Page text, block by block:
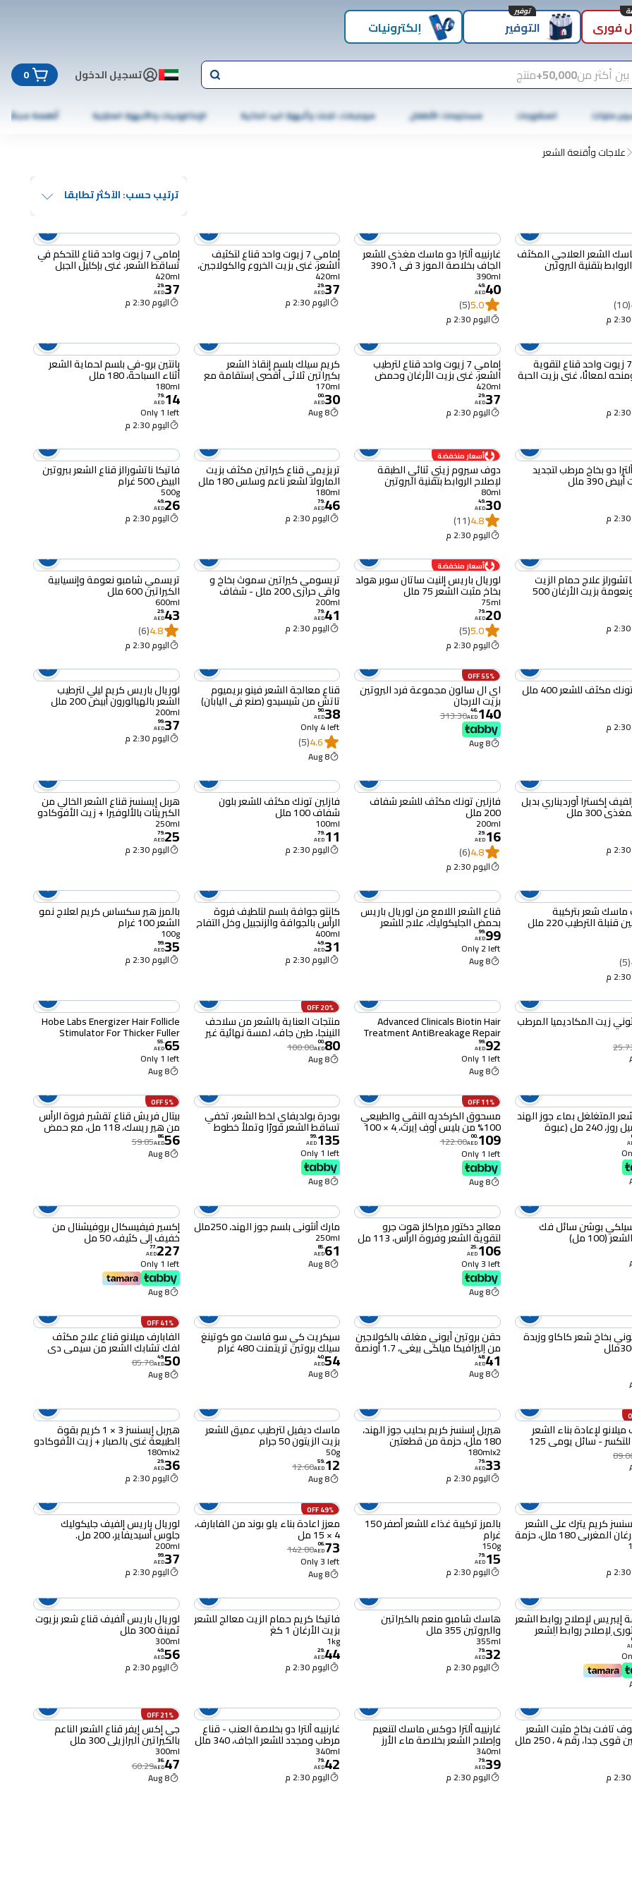
فوري التوفير
توفير
إلكترونيات
أكثر من50,000+ منتج تسجيل الدخول 0
ماركت المشروبات مستلزمات الأطفال موبايلات، تابلت وأجهزة اليد الذكية الإلكترونيات والأجهزة المنزلية أطعمة مجمّدة
علاجات وأقنعة الشعر
ترتيب حسب: الآكثر تطابقا
الشعر العلاجي المكثف
بتقنية البروتين
265 ملل
(10)
غارنييه ألترا دو ماسك مغذي للشعر
الجاف بخلاصة الموز 3 في 1، 390
ملل
390ml
40
.
49
AED
5.0
(5)
اليوم 2:30 م
إمامي 7 زيوت واحد قناع لتكثيف
الشعر، غني بزيت الخروع والكولاجين،
420 ملل
420ml
37
.
29
AED
اليوم 2:30 م
إمامي 7 زيوت واحد قناع للتحكم في
تساقط الشعر، غني بإكليل الجبل
والكيراتين، 420 ملل
420ml
37
.
29
AED
اليوم 2:30 م
إمامي 7 زيوت واحد قناع لتقوية
لمعانًا، غني بزيت الحبة
420 ملل
إمامي 7 زيوت واحد قناع لترطيب
الشعر، غني بزيت الأرغان وحمض
الهيالورونيك، 420 ملل
420ml
37
.
29
AED
اليوم 2:30 م
كريم سيلك بلسم إنقاذ الشعر
بكيراتين ثلاثي أقصى إستقامة مع
خلاصة وسيروم مرخيات الكيراتين
170 ملل
170ml
30
.
00
AED
8 Aug
بانتين برو-في بلسم لحماية الشعر
أثناء السباحة، 180 ملل
180ml
14
.
79
AED
Only 1 left
اليوم 2:30 م
دو بخاخ مرطب لتجديد
390 ملل
أسعار منخفضة
دوف سيروم زيتي ثنائي الطبقة
لإصلاح الروابط بتقنية البروتين
الحيوي للعناية بالشعر 80 ملل
80ml
30
.
49
AED
4.8
(11)
اليوم 2:30 م
تريزيمي قناع كيراتين مكثف بزيت
المارولا لشعر ناعم وسلس 180 ملل
180ml
46
.
79
AED
اليوم 2:30 م
فاتيكا ناتشورالز قناع الشعر ببروتين
البيض 500 غرام
500g
26
.
49
AED
اليوم 2:30 م
علاج حمام الزيت
ترطيب ونعومة بزيت الأرغان 500
أسعار منخفضة
لوريال باريس إلنيت ساتان سوبر هولد
بخاخ مثبت الشعر 75 ملل
75ml
20
.
79
AED
5.0
(5)
اليوم 2:30 م
تريسومي كيراتين سموث بخاخ و
واقي حراري 200 ملل - شفاف
200ml
41
.
79
AED
اليوم 2:30 م
تريسمي شامبو نعومة وإنسيابية
الكيراتين 600 ملل
600ml
43
.
29
AED
4.8
(6)
اليوم 2:30 م
مكثف للشعر 400 ملل
55% OFF
اي ال سالون مجموعة فرد البروتين
بزيت الارجان
140
.
46
AED
313.30
8 Aug
قناع معالجة الشعر فينو بريميوم
تاتش من شيسيدو (صنع في اليابان)
230 جم
38
.
90
AED
Only 4 left
4.6
(5)
8 Aug
لوريال باريس كريم ليلي لترطيب
الشعر بالهيالورون أبيض 200 ملل
200ml
37
.
99
AED
اليوم 2:30 م
إكسترا أورديناري بديل
300 ملل
فازلين تونك مكثف للشعر شفاف
200 ملل
200ml
16
.
29
AED
4.8
(6)
اليوم 2:30 م
فازلين تونك مكثف للشعر بلون
شفاف 100 ملل
100ml
11
.
79
AED
اليوم 2:30 م
هربل إيسنسز قناع الشعر الخالي من
الكبريتات بالألوفيرا + زيت الأفوكادو
لترطيب وتغذية الشعر المجعد 250
ملل
250ml
25
.
79
AED
اليوم 2:30 م
شعر بتركيبة
الترطيب 220 ملل
(5)
قناع الشعر اللامع من لوريال باريس
بحمض الجليكوليك، علاج للشعر
الباهت والجاف، يمنحه لمعانًا
ونعومة تدوم طويلًا، من إيفر بيور،
150 مل
99
.
99
AED
Only 2 left
8 Aug
كانتو جوافة بلسم لتلطيف فروة
الرأس بالجوافة والزنجبيل وخل التفاح
وشجرة الشاي والمنثول 400 ملل
400ml
31
.
49
AED
اليوم 2:30 م
بالمرز هير سكساس كريم لعلاج نمو
الشعر 100 غرام
100g
35
.
99
AED
اليوم 2:30 م
زيت المكاديميا المرطب Advanced Clinicals Biotin Hair
Treatment AntiBreakage Repair
Hair Mask Strengthen Broken
ColorTreated Hair WRepairing
Deep Conditioner Manuka Honey
Caffeine Hydrating Mask
92
.
99
AED
Only 1 left
8 Aug
20% OFF
منتجات العناية بالشعر من سلاحف
النينجا، طين جاف، لمسة نهائية غير
لامعة للغاية، تحكم فائق القوة،
1).
80
.
00
AED
100.00
8 Aug
Hobe Labs Energizer Hair Follicle
Stimulator For Thicker Fuller
Healthier Hair 59ml
65
.
55
AED
Only 1 left
8 Aug
المتغلغل بماء جوز الهند
من كاميل روز، 240 مل (عبوة
11% OFF
مسحوق الكركديه النقي والطبيعي
100% من بليس أوف إيرث، 4 × 100
جرام، يجعل الشعر أقوى وأكثر
سمكًا، ويتحكم في الشيخوخة،
ويعالج حب الشباب والبثور.
109
.
00
AED
122.00
Only 1 left
8 Aug
بودرة بولديفاي لخط الشعر، تخفي
تساقط الشعر فورًا وتملأ خطوط
الشعر المتراجعة، وتناسب فرق
الشعر الواسع، تركيبة مقاومة للبقع
تدوم 48 ساعة للشعر واللحية، تخفي
جذور الشعر وتغطي الشيب.
135
.
99
AED
Only 1 left
8 Aug
5% OFF
بيتال فريش قناع تقشير فروة الرأس
من هير ريسك، 118 مل، مع حمض
الساليسيليك والنعناع والجينسنغ،
لعلاج فروة الرأس المنعش والتنقية،
خالٍ من البارابين والكبريتات ونباتي
56
.
86
AED
59.85
8 Aug
بوشن سائل فك
(100 مل)
معالج دكتور ميراكلز هوت جرو
لتقوية الشعر وفروة الرأس، 113 مل
106
.
25
AED
Only 3 left
8 Aug
مارك أنثوني بلسم جوز الهند، 250ملل
250ml
61
.
85
AED
8 Aug
إكسير فيفيسكال بروفيشنال من
خفيف إلى كثيف، 50 مل
227
.
77
AED
Only 1 left
8 Aug
بخاخ شعر كاكاو وزبدة حقن بروتين أيوني مغلف بالكولاجين
من إليزافيكا ميلكي بيغي، 1.7 أونصة
41
.
48
AED
8 Aug
سيكريت كي سو فاست مو كوتينغ
سيلك بروتين تريتمنت 480 غرام
54
.
40
AED
8 Aug
41% OFF
الفابارف ميلانو قناع علاج مكثف
لفك تشابك الشعر من سيمي دي
لينو، قناع ناعم للشعر المجعد
والمتمرد، 6.76 اونصة سائلة
50
.
49
AED
85.70
8 Aug
ميلانو لإعادة بناء الشعر
ومضاد للتكسر - سائل يومي 125
هيربل إسنسز كريم بحليب جوز الهند،
180 ملل، حزمة من قطعتين
180mlx2
33
.
79
AED
اليوم 2:30 م
ماسك ديفيل لترطيب عميق للشعر
بزيت الزيتون 50 جرام
50g
12
.
59
AED
12.60
8 Aug
هيربل إيسنسز 3 × 1 كريم بقوة
الطبيعة غني بالصبار + زيت الأفوكادو
أبيض 180 ملل حزمة من 2
180mlx2
36
.
29
AED
اليوم 2:30 م
كريم يترك على الشعر
بزيت الأرغان المغربي 180 ملل، حزمة
بالمرز تركيبة غذاء للشعر أصفر 150
غرام
150g
15
.
79
AED
اليوم 2:30 م
49% OFF
معزز اعادة بناء يلو بوند من الفابارف،
4 × 15 مل
73
.
06
AED
142.80
Only 3 left
8 Aug
لوريال باريس إلفيف جليكوليك
جلوس أسيديفاير، 200 مل.
200ml
37
.
99
AED
اليوم 2:30 م
لإصلاح روابط الشعر
لإصلاح روابط الشعر
شعر أنعم وأقوى وأكثر صحة،
أنواع الشعر وقوامه.
هاسك شامبو منعم بالكيراتين
والبروتين 355 ملل
355ml
32
.
79
AED
اليوم 2:30 م
فاتيكا كريم حمام الزيت معالج للشعر
بزيت الأرغان 1 كغ
1kg
44
.
29
AED
اليوم 2:30 م
لوريال باريس ألفيف قناع شعر بزيوت
ثمينة 300 ملل
300ml
56
.
49
AED
اليوم 2:30 م
تافت بخاخ مثبت الشعر
قوي جدا، رقم 4 ، 250 ملل
غارنييه ألترا دوكس ماسك لتنعيم
وإصلاح الشعر بخلاصة ماء الأرز
والنشا 340 ملل
340ml
39
.
79
AED
اليوم 2:30 م
غارنييه ألترا دو بخلاصة العنب - قناع
مرطب ومجدد للشعر الجاف، 340 ملل
340ml
42
.
79
AED
اليوم 2:30 م
21% OFF
جي إكس إيفر قناع الشعر الناعم
بالكيراتين البرازيلي 300 ملل
300ml
47
.
36
AED
60.29
8 Aug